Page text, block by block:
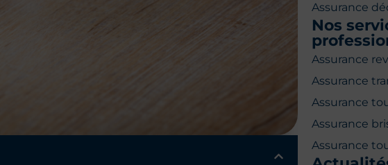
Assurance
Nos
Assurance
Assurance
Assurance
Assurance
Assurance